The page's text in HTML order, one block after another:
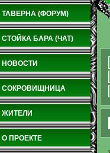
ТАВЕРНА (ФОРУМ)
СТОЙКА БАРА (ЧАТ)
НОВОСТИ
СОКРОВИЩНИЦА
ЖИТЕЛИ
О ПРОЕКТЕ